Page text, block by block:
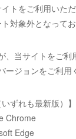
トをご利用いただ
対象外となってお
当サイトをご利
ジョンをご利用
ずれも最新版）】
Chrome
Edge